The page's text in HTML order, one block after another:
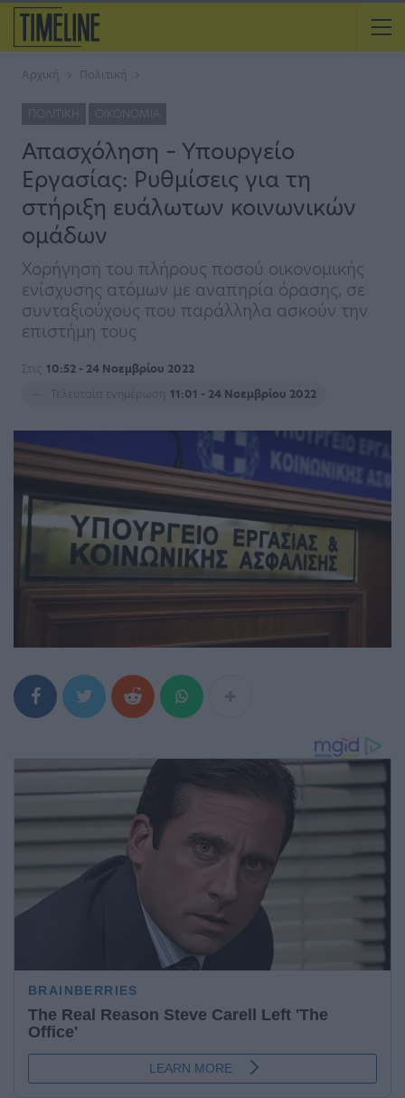
Αρχική Πολιτική
ΠΟΛΙΤΙΚΉ ΟΙΚΟΝΟΜΊΑ
Απασχόληση – Υπουργείο
Εργασίας: Ρυθμίσεις για τη
στήριξη ευάλωτων κοινωνικών
ομάδων
Χορήγηση του πλήρους ποσού οικονομικής
ενίσχυσης ατόμων με αναπηρία όρασης, σε
συνταξιούχους που παράλληλα ασκούν την
επιστήμη τους
Στις 10:52 - 24 Νοεμβρίου 2022
Τελευταία ενημέρωση
11:01 - 24 Νοεμβρίου 2022